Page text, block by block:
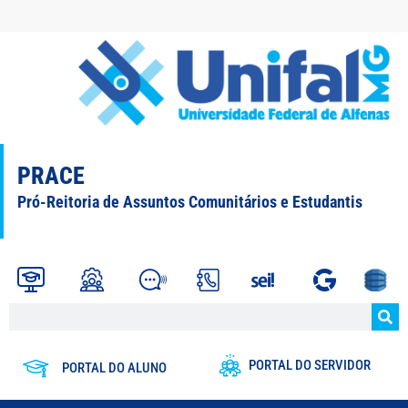
PRACE
Pró-Reitoria de Assuntos Comunitários e Estudantis
PORTAL DO ALUNO PORTAL DO SERVIDOR